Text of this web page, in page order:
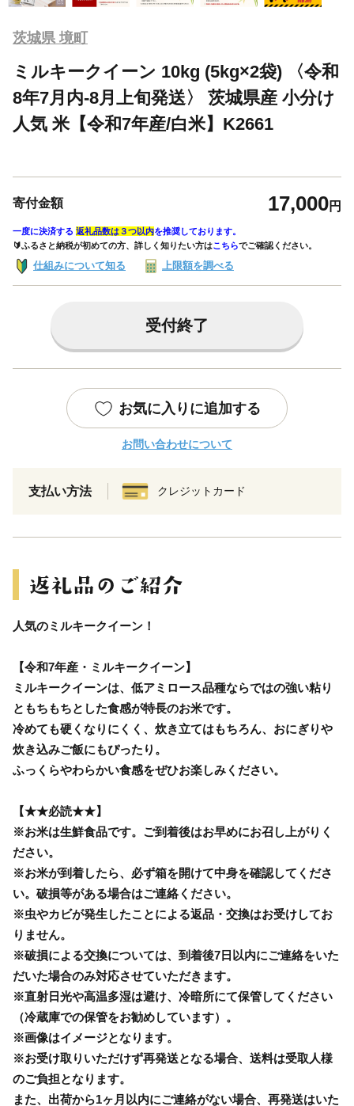
茨城県 境町
ミルキークイーン 10kg (5kg×2袋) 〈令和
8年7月内-8月上旬発送〉 茨城県産 小分け
人気 米【令和7年産/白米】K2661
寄付金額 17,000円
一度に決済する 返礼品数は３つ以内を推奨しております。
🔰ふるさと納税が初めての方、詳しく知りたい方はこちらでご確認ください。
仕組みについて知る 上限額を調べる
受付終了
お気に入りに追加する
お問い合わせについて
支払い方法 クレジットカード
人気のミルキークイーン！
【令和7年産・ミルキークイーン】
ミルキークイーンは、低アミロース品種ならではの強い粘り
ともちもちとした食感が特長のお米です。
冷めても硬くなりにくく、炊き立てはもちろん、おにぎりや
炊き込みご飯にもぴったり。
ふっくらやわらかい食感をぜひお楽しみください。
【★★必読★★】
※お米は生鮮食品です。ご到着後はお早めにお召し上がりく
ださい。
※お米が到着したら、必ず箱を開けて中身を確認してくださ
い。破損等がある場合はご連絡ください。
※虫やカビが発生したことによる返品・交換はお受けしてお
りません。
※破損による交換については、到着後7日以内にご連絡をいた
だいた場合のみ対応させていただきます。
※直射日光や高温多湿は避け、冷暗所にて保管してください
（冷蔵庫での保管をお勧めしています）。
※画像はイメージとなります。
※お受け取りいただけず再発送となる場合、送料は受取人様
のご負担となります。
また、出荷から1ヶ月以内にご連絡がない場合、再発送はいた